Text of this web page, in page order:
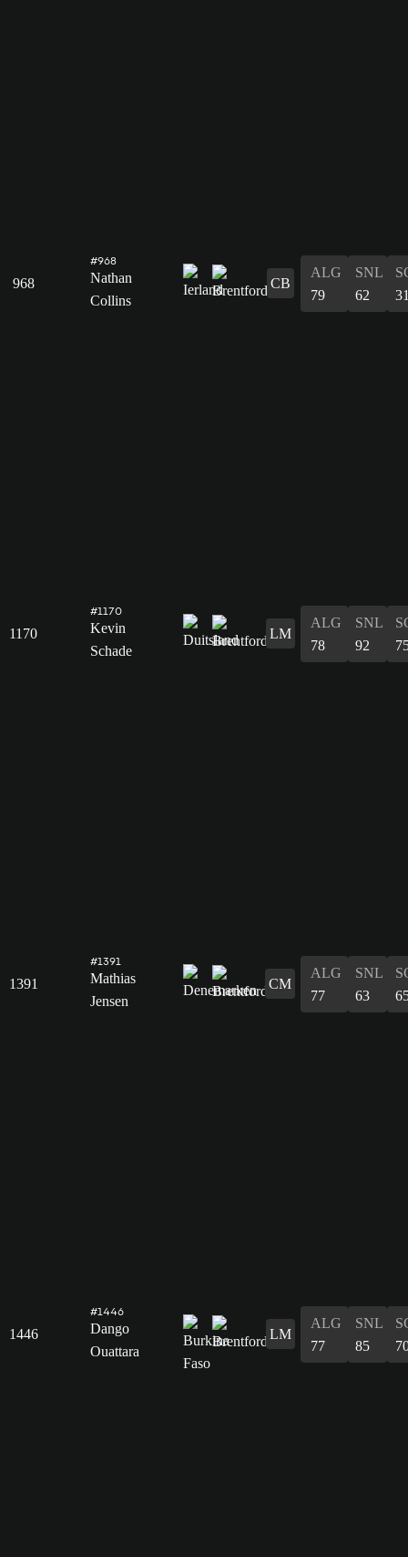
968
#968
Nathan
Collins
CB
ALG
79
SNL
62
1170
#1170
Kevin
Schade
LM
ALG
78
SNL
92
1391
#1391
Mathias
Jensen
CM
ALG
77
SNL
63
1446
#1446
Dango
Ouattara
LM
ALG
77
SNL
85